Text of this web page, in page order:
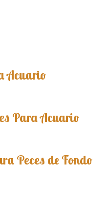
Acuario
Para Acuario
Peces de Fondo